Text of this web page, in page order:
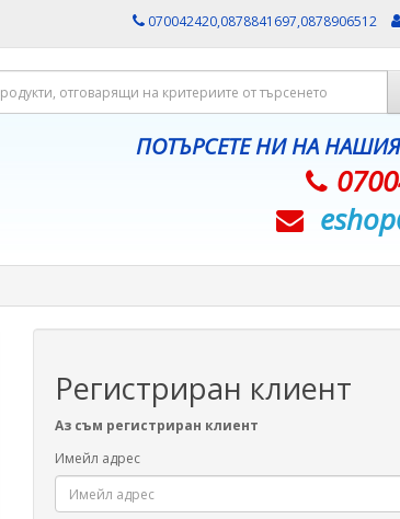
070042420,0878841697,0878906512
ПОТЪРСЕТЕ НИ НА
Регистриран клиент
Аз съм регистриран клиент
Имейл адрес